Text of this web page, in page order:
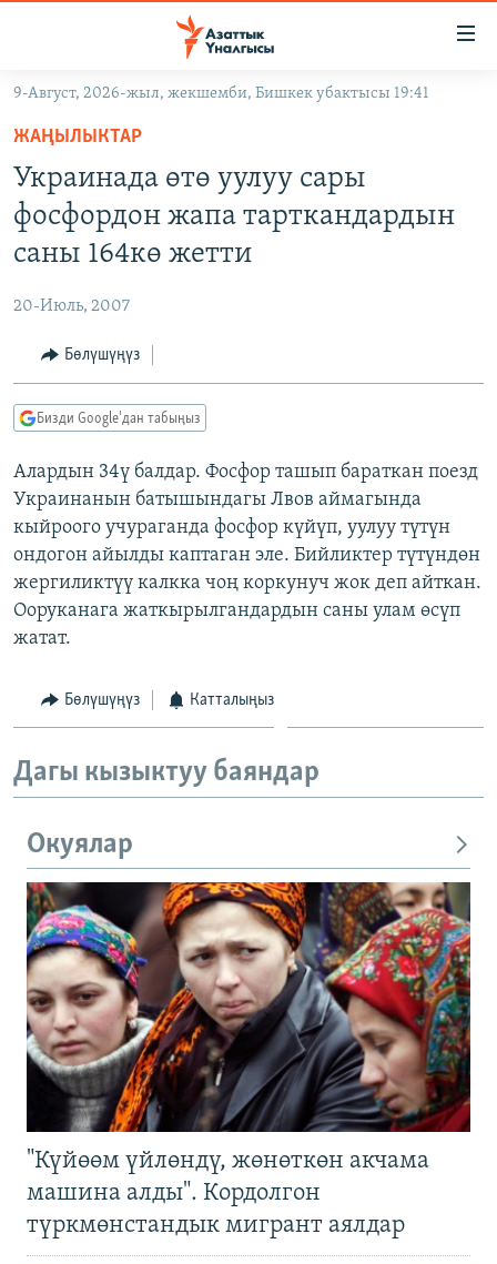
Навигацияга
өтүңүз
Издөөгө
салыңызКЫРГЫЗСТАН
МАДАНИЯТ
ДҮЙНӨ
УКРАИНА
ТВ ПРОГРАММАЛАР
БҮГҮН АЗАТТЫКТА
ДАНИСТЕ
ЭЖЕ-СИҢДИЛЕР
АЗАТТЫК+
ЫҢГАЙСЫЗ СУРООЛОР
ПОДКАСТ
ОНЛАЙН ШЕРИНЕ
9-Август, 2026-жыл, жекшемби, Бишкек убактысы 19:41
ЖАҢЫЛЫКТАР
Украинада өтө уулуу сары
фосфордон жапа тарткандардын
саны 164кө жетти
20-Июль, 2007
Бөлүшүңүз
Бизди Google'дан табыңыз
Алардын 34ү балдар. Фосфор ташып бараткан поезд
Украинанын батышындагы Лвов аймагында
кыйроого учураганда фосфор күйүп, уулуу түтүн
ондогон айылды каптаган эле. Бийликтер түтүндөн
жергиликтүү калкка чоң коркунуч жок деп айткан.
Ооруканага жаткырылгандардын саны улам өсүп
жатат.
Бөлүшүңүз Катталыңыз
Дагы кызыктуу баяндар
Окуялар
"Күйөөм үйлөндү, жөнөткөн акчама
машина алды". Кордолгон
түркмөнстандык мигрант аялдар